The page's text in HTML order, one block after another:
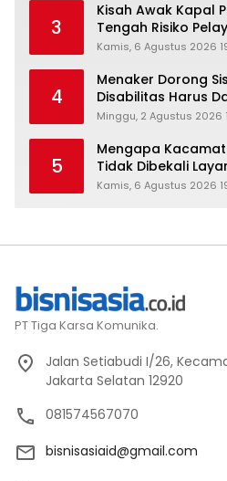
3
Kisah Awak Kapal
Tengah Risiko
Kamis, 6 Agustus 2026
4
Menaker Dorong
Disabilitas Harus
Setara
Minggu, 2 Agustus 2026
5
Mengapa
Tidak Dibekali
Kamis, 6 Agustus 2026
PT Tiga Karsa Komunika.
Jalan Setiabudi I/26,
Jakarta Selatan 12920
081574567070
bisnisasiaid@gmail.com